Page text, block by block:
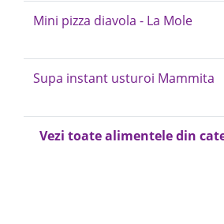
Mini pizza diavola - La Mole
Supa instant usturoi Mammita
Vezi toate alimentele din